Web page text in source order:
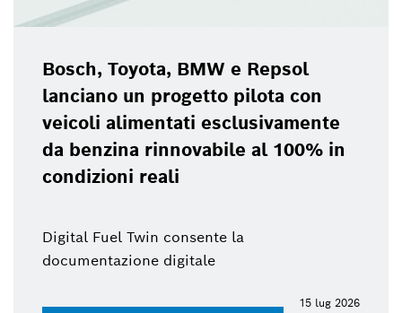
Bosch, Toyota, BMW e Repsol
lanciano un progetto pilota con
veicoli alimentati esclusivamente
da benzina rinnovabile al 100% in
condizioni reali
Digital Fuel Twin consente la
documentazione digitale
15 lug 2026